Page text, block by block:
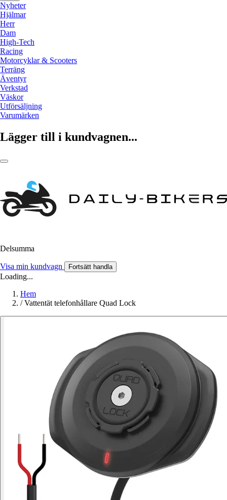
Nyheter
Hjälmar
Herr
Dam
High-Tech
Racing
Motorcyklar & Scooters
Terräng
Äventyr
Verkstad
Väskor
Utförsäljning
Varumärken
Lägger till i kundvagnen...
Delsumma
Visa min kundvagn Fortsätt handla
Loading...
Hem
/ Vattentät telefonhållare Quad Lock